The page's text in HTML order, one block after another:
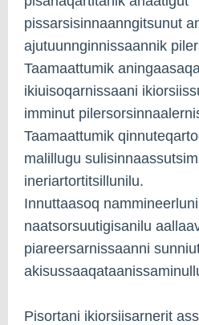
pissarsisinnaanngitsunut
ajutuunnginnissaannik
Taamaattumik
ikiuisoqarnissaani
imminut
Taamaattumik
malillugu
ineriartortitsillunilu.
Innuttaasoq
naatsorsuutigisanilu
piareersarnissaanni
Pisortani ikiorsiisarnerit